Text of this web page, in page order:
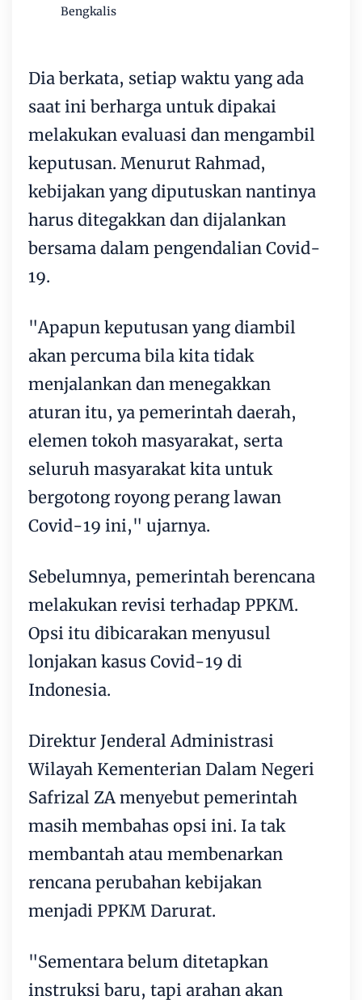
Bengkalis
Dia berkata, setiap waktu yang ada
saat ini berharga untuk dipakai
melakukan evaluasi dan mengambil
keputusan. Menurut Rahmad,
kebijakan yang diputuskan nantinya
harus ditegakkan dan dijalankan
bersama dalam pengendalian Covid-
19.
"Apapun keputusan yang diambil
akan percuma bila kita tidak
menjalankan dan menegakkan
aturan itu, ya pemerintah daerah,
elemen tokoh masyarakat, serta
seluruh masyarakat kita untuk
bergotong royong perang lawan
Covid-19 ini," ujarnya.
Sebelumnya, pemerintah berencana
melakukan revisi terhadap PPKM.
Opsi itu dibicarakan menyusul
lonjakan kasus Covid-19 di
Indonesia.
Direktur Jenderal Administrasi
Wilayah Kementerian Dalam Negeri
Safrizal ZA menyebut pemerintah
masih membahas opsi ini. Ia tak
membantah atau membenarkan
rencana perubahan kebijakan
menjadi PPKM Darurat.
"Sementara belum ditetapkan
instruksi baru, tapi arahan akan